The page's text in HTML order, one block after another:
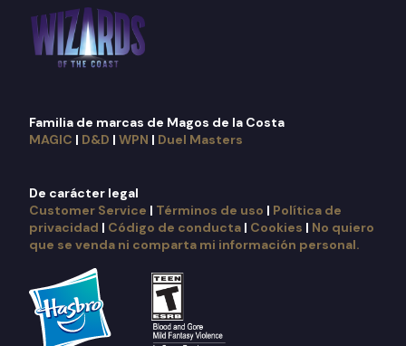
Familia de marcas de Magos de la Costa
MAGIC | D&D | WPN | Duel Masters
De carácter legal
Customer Service | Términos de uso | Política de
privacidad | Código de conducta | Cookies | No quiero
que se venda ni comparta mi información personal.